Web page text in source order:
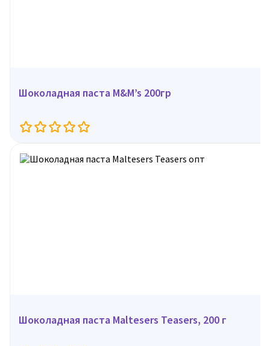
Шоколадная паста M&M’s 200гр
Шоколадная паста Maltesers Teasers, 200 г